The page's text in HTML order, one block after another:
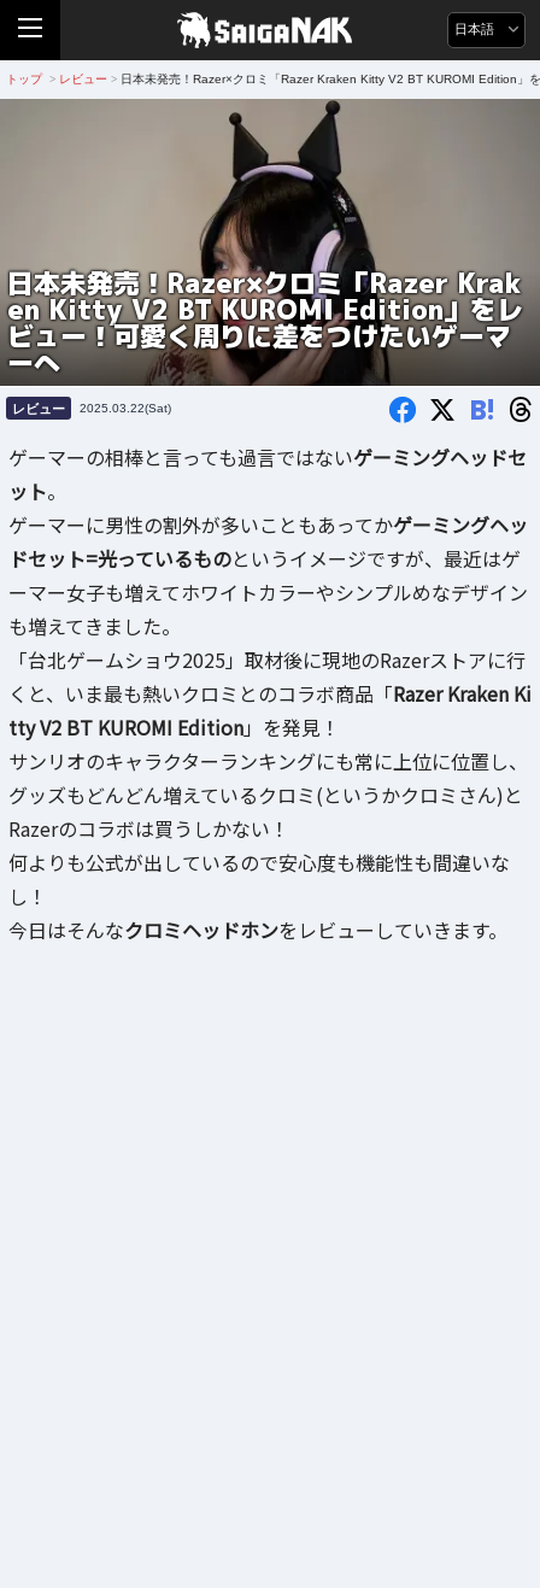
日本語
トップ > レビュー > 日本未発売！Razer×クロミ「Razer Kraken Kitty V2 BT KUROMI Edition」
日本未発売！Razer×クロミ「Razer Krak
en Kitty V2 BT KUROMI Edition」をレ
ビュー！可愛く周りに差をつけたいゲーマ
ーへ
レビュー 2025.03.22(Sat) B!
ゲーマーの相棒と言っても過言ではないゲーミングヘッドセ
ット。
ゲーマーに男性の割外が多いこともあってかゲーミングヘッ
ドセット=光っているものというイメージですが、最近はゲ
ーマー女子も増えてホワイトカラーやシンプルめなデザイン
も増えてきました。
「台北ゲームショウ2025」取材後に現地のRazerストアに行
くと、いま最も熱いクロミとのコラボ商品「Razer Kraken Ki
tty V2 BT KUROMI Edition」を発見！
サンリオのキャラクターランキングにも常に上位に位置し、
グッズもどんどん増えているクロミ(というかクロミさん)と
Razerのコラボは買うしかない！
何よりも公式が出しているので安心度も機能性も間違いな
し！
今日はそんなクロミヘッドホンをレビューしていきます。